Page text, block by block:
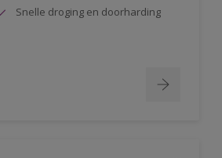
Snelle droging en doorharding